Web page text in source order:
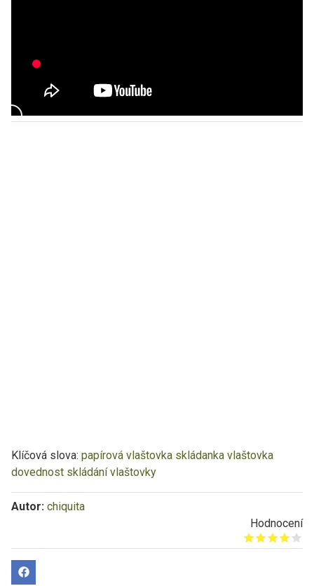
Klíčová slova: papírová vlaštovka skládanka vlaštovka
dovednost skládání vlaštovky
Autor: chiquita
Hodnocení
Give it 1/5
Give it 2/5
Give it 3/5
Give it 4/5
Give it 5/5